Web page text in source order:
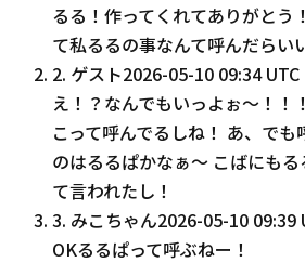
るる！作ってくれてありがとう
て私るるの事なんて呼んだらい
2. ゲスト2026-05-10 09:34 UTC
え！？なんでもいっよぉ〜！！
こって呼んでるしね！ あ、で
のはるるぱかなぁ〜 こばにも
て言われたし！
3. みこちゃん2026-05-10 09:39
OKるるぱって呼ぶねー！